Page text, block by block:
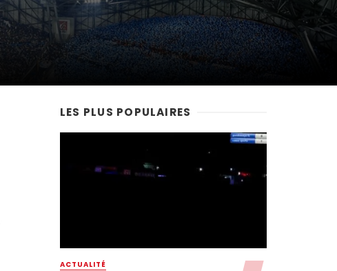
LES PLUS POPULAIRES
ACTUALITÉ